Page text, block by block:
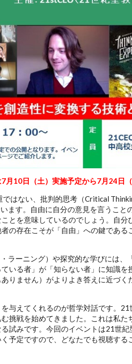
月10日（土）実施予定から7月24日
はない、批判的思考（Critical
ます。自由に自分の意見を言うこと
とを意味しているのでしょう。自
の存在こそが「自由」への鍵であ
ラーニング）や探究的な学びには、
いる者」が「知らない者」に知識
りません）がよりよき答えに近づ
与えてくれるのが哲学対話です。
挑戦を始めてきました。これは私
試みです。今回のイベントは21世
予定ですので、どなたでも視聴す